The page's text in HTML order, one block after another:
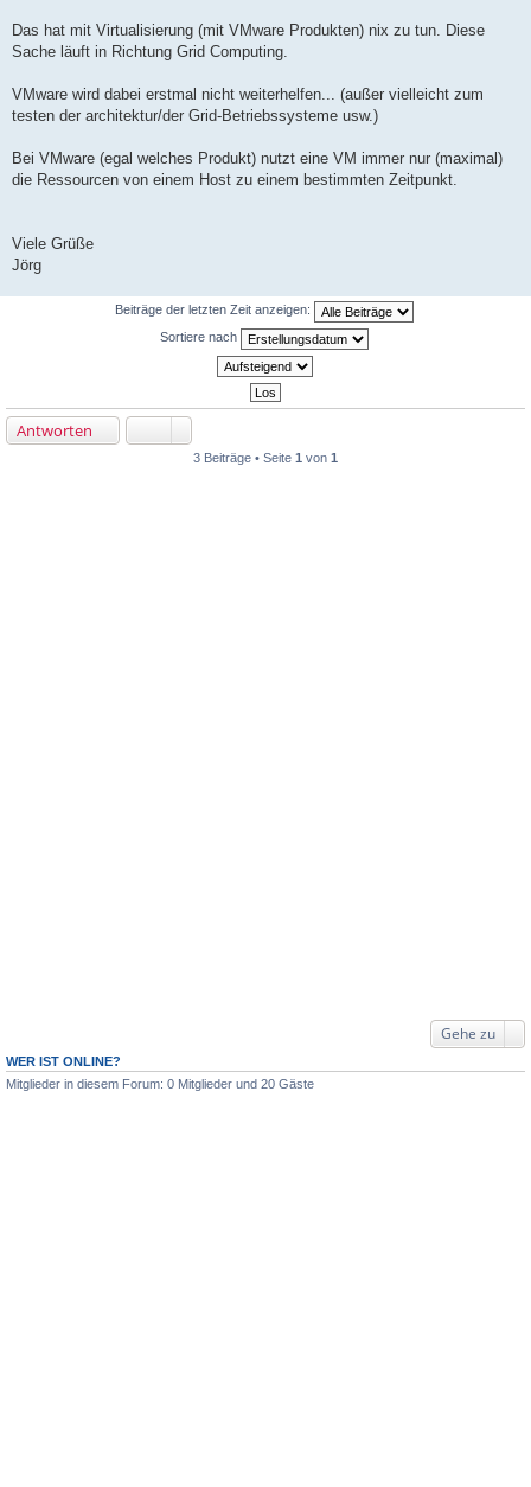
Das hat mit Virtualisierung (mit VMware Produkten) nix zu tun. Diese
Sache läuft in Richtung Grid Computing.
VMware wird dabei erstmal nicht weiterhelfen... (außer vielleicht zum
testen der architektur/der Grid-Betriebssysteme usw.)
Bei VMware (egal welches Produkt) nutzt eine VM immer nur (maximal)
die Ressourcen von einem Host zu einem bestimmten Zeitpunkt.
Viele Grüße
Jörg
Beiträge der letzten Zeit anzeigen:
Sortiere nach
Antworten
3 Beiträge • Seite 1 von 1
Gehe zu
WER IST ONLINE?
Mitglieder in diesem Forum: 0 Mitglieder und 20 Gäste